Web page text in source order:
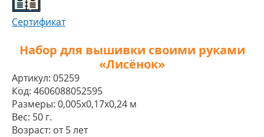
Сертификат
Набор для вышивки своими руками
«Лисёнок»
Артикул: 05259
Код: 4606088052595
Размеры: 0,005x0,17x0,24 м
Вес: 50 г.
Возраст: от 5 лет